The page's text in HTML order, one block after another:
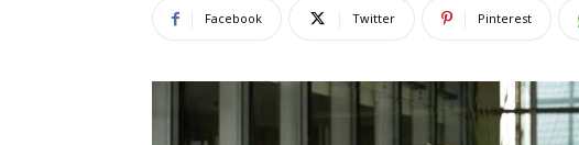
Facebook Twitter Pinterest